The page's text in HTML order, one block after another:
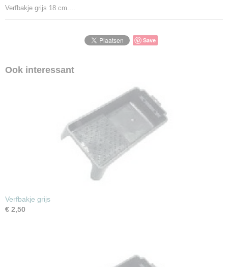
Productcode leverancier
Verfbakje grijs 18 cm....
Save
Ook interessant
Verfbakje grijs
€ 2,50